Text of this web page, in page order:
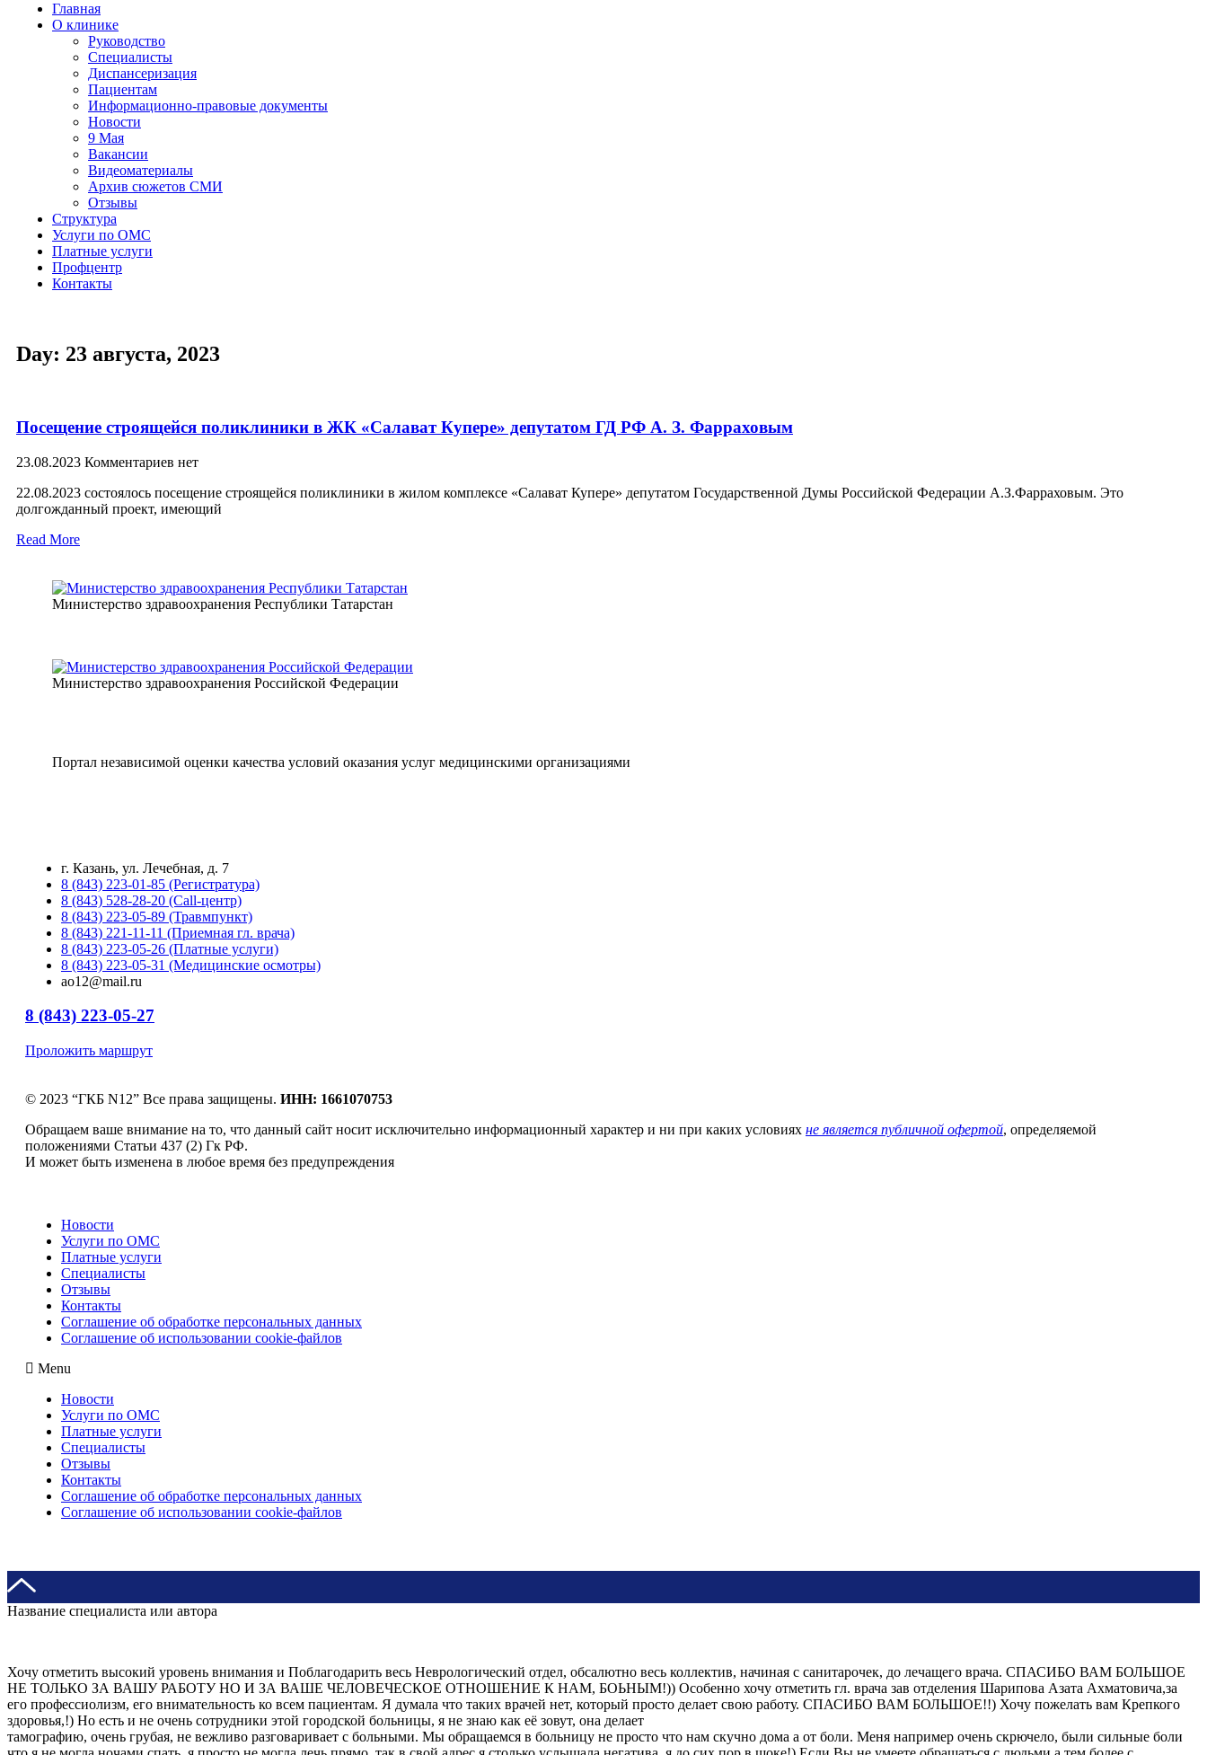
Главная
О клинике
Руководство
Специалисты
Диспансеризация
Пациентам
Информационно-правовые документы
Новости
9 Мая
Вакансии
Видеоматериалы
Архив сюжетов СМИ
Отзывы
Структура
Услуги по ОМС
Платные услуги
Профцентр
Контакты
Day: 23 августа, 2023
Посещение строящейся поликлиники в ЖК «Салават Купере» депутатом ГД РФ А. З. Фарраховым
23.08.2023 Комментариев нет
22.08.2023 состоялось посещение строящейся поликлиники в жилом комплексе «Салават Купере» депутатом Государственной Думы Российской Федерации А.З.Фарраховым. Это
долгожданный проект, имеющий
Read More
Министерство здравоохранения Республики Татарстан
Министерство здравоохранения Российской Федерации
Портал независимой оценки качества условий оказания услуг медицинскими организациями
г. Казань, ул. Лечебная, д. 7
8 (843) 223-01-85 (Регистратура)
8 (843) 528-28-20 (Call-центр)
8 (843) 223-05-89 (Травмпункт)
8 (843) 221-11-11 (Приемная гл. врача)
8 (843) 223-05-26 (Платные услуги)
8 (843) 223-05-31 (Медицинские осмотры)
ao12@mail.ru
8 (843) 223-05-27
Проложить маршрут
© 2023 “ГКБ N12” Все права защищены. ИНН: 1661070753
Обращаем ваше внимание на то, что данный сайт носит исключительно информационный характер и ни при каких условиях не является публичной офертой, определяемой
положениями Статьи 437 (2) Гк РФ.
И может быть изменена в любое время без предупреждения
Новости
Услуги по ОМС
Платные услуги
Специалисты
Отзывы
Контакты
Соглашение об обработке персональных данных
Соглашение об использовании cookie-файлов
Menu
Новости
Услуги по ОМС
Платные услуги
Специалисты
Отзывы
Контакты
Соглашение об обработке персональных данных
Соглашение об использовании cookie-файлов
Название специалиста или автора
Хочу отметить высокий уровень внимания и Поблагодарить весь Неврологический отдел, обсалютно весь коллектив, начиная с санитарочек, до лечащего врача. СПАСИБО ВАМ БОЛЬШОЕ
НЕ ТОЛЬКО ЗА ВАШУ РАБОТУ НО И ЗА ВАШЕ ЧЕЛОВЕЧЕСКОЕ ОТНОШЕНИЕ К НАМ, БОЬНЫМ!)) Особенно хочу отметить гл. врача зав отделения Шарипова Азата Ахматовича,за
его профессиолизм, его внимательность ко всем пациентам. Я думала что таких врачей нет, который просто делает свою работу. СПАСИБО ВАМ БОЛЬШОЕ!!) Хочу пожелать вам Крепкого
здоровья,!) Но есть и не очень сотрудники этой городской больницы, я не знаю как её зовут, она делает
тамографию, очень грубая, не вежливо разговаривает с больными. Мы обращаемся в больницу не просто что нам скучно дома а от боли. Меня например очень скрючело, были сильные боли